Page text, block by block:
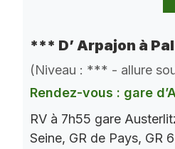
*** D’ Arpajon à
(Niveau : *** - allure
Rendez-vous : gare
RV à 7h55 gare
Seine, GR de Pays, GR